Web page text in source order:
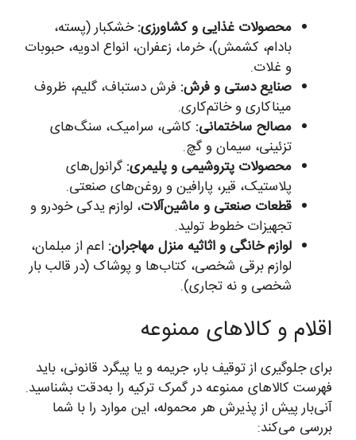
محصولات غذایی و کشاورزی:خشکبار (پسته،
بادام، کشمش)، خرما، زعفران، انواع ادویه، حبوبات
و غلات.
صنایع دستی و فرش: فرش دستباف، گلیم، ظروف
میناکاری و خاتم‌کاری.
مصالح ساختمانی: کاشی، سرامیک، سنگ‌های
تزئینی، سیمان و گچ.
محصولات پتروشیمی و پلیمری: گرانول‌های
پلاستیک، قیر، پارافین و روغن‌های صنعتی.
قطعات صنعتی و ماشین‌آلات، لوازم یدکی خودرو و
تجهیزات خطوط تولید.
لوازم خانگی و اثاثیه منزل مهاجران: اعم از مبلمان،
لوازم برقی شخصی، کتاب‌ها و پوشاک (در قالب بار
شخصی و نه تجاری).
اقلام و کالاهای ممنوعه
برای جلوگیری از توقیف بار، جریمه و یا پیگرد قانونی، باید
فهرست کالاهای ممنوعه در گمرک ترکیه را به‌دقت بشناسید.
آنی‌بار پیش از پذیرش هر محموله، این موارد را با شما
بررسی می‌کند: